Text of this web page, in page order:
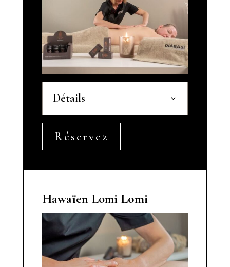
Détails
Réservez
HawaïenLomiLomi